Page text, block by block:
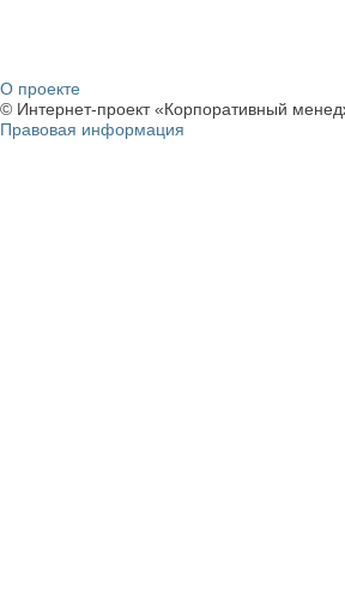
О проекте
© Интернет-проект «Корпоративный
Правовая информация